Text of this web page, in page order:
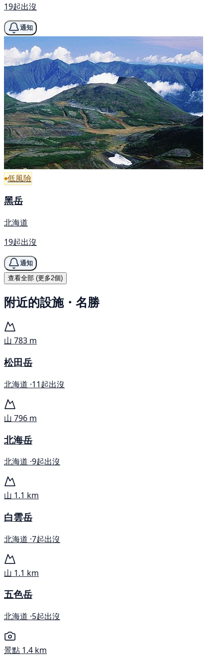
19起出沒
通知
低風險
黑岳
北海道
19起出沒
通知
查看全部 (更多2個)
附近的設施・名勝
山 783 m
松田岳
北海道 ·11起出沒
山 796 m
北海岳
北海道 ·9起出沒
山 1.1 km
白雲岳
北海道 ·7起出沒
山 1.1 km
五色岳
北海道 ·5起出沒
景點 1.4 km